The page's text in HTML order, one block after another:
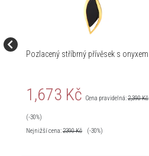
Pozlacený stříbrný přívěsek s onyxem
1,673 Kč Cena pravidelná:2,390 Kč
(-30%)
Nejnižší cena:2390Kč (-30%)